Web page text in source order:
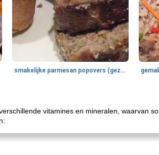
smakelijke parmesan popovers (gezonder!)
vitamines en mineralen, waarvan